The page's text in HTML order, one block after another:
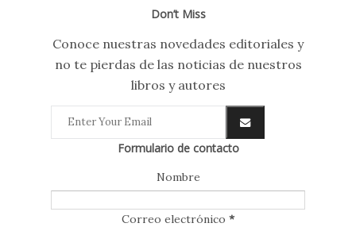
Don’t Miss
Conoce nuestras novedades editoriales y
no te pierdas de las noticias de nuestros
libros y autores
Formulario de contacto
Nombre
Correo electrónico *